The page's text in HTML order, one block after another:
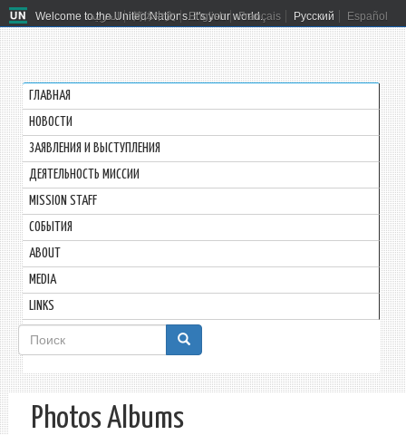
Welcome to the United Nations. It's your world.
العربية 简体中文 English Français Русский Español
ГЛАВНАЯ
HОВОСТИ
ЗАЯВЛЕНИЯ И ВЫСТУПЛЕНИЯ
ДЕЯТЕЛЬНОСТЬ МИССИИ
MISSION STAFF
СОБЫТИЯ
ABOUT
MEDIA
LINKS
Форма
поиска
Поиск
Photos Albums